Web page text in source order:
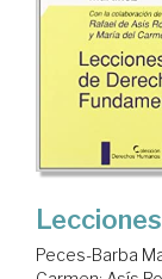
Peces-Barba